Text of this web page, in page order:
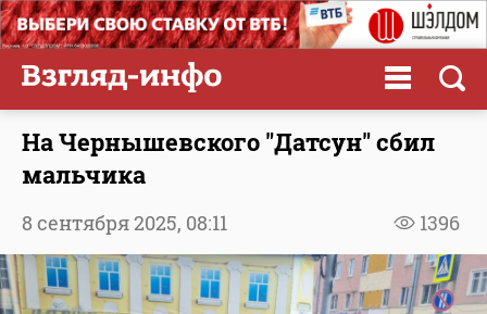
На Чернышевского "Датсун" сбил
мальчика
1396
8 сентября 2025, 08:11